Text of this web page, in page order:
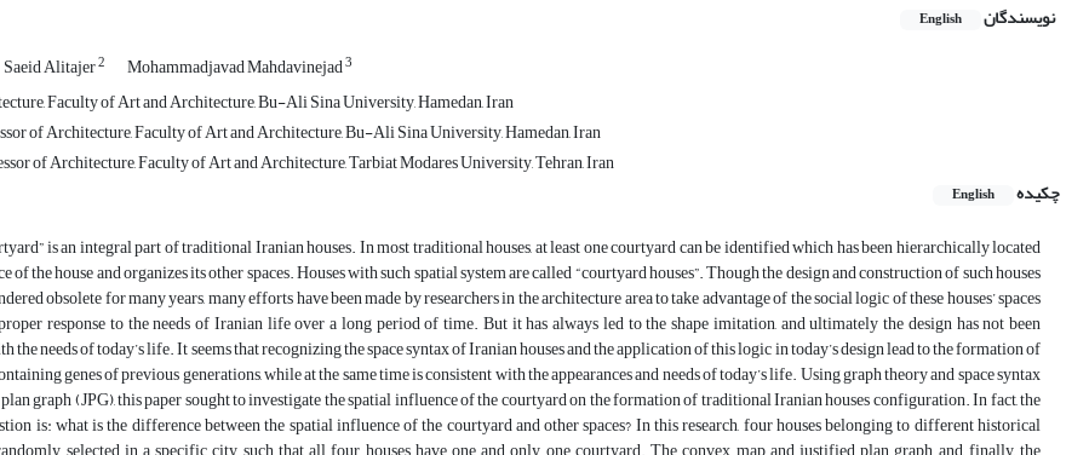
نویسندگان English
Saeid Alitajer2 Mohammadjavad Mahdavinejad3
Faculty of Art and Architecture, Bu-Ali Sina University, Hamedan, Iran
of Architecture, Faculty of Art and Architecture, Bu-Ali Sina University, Hamedan, Iran
of Architecture, Faculty of Art and Architecture, Tarbiat Modares University, Tehran, Iran
چکیده
English
is an integral part of traditional Iranian houses. In most traditional houses, at least one courtyard can be identified which has been hierarchically located
of the house and organizes its other spaces. Houses with such spatial system are called “courtyard houses”. Though the design and construction of such houses
obsolete for many years, many efforts have been made by researchers in the architecture area to take advantage of the social logic of these houses’ spaces
response to the needs of Iranian life over a long period of time. But it has always led to the shape imitation, and ultimately the design has not been
the needs of today’s life. It seems that recognizing the space syntax of Iranian houses and the application of this logic in today’s design lead to the formation of
genes of previous generations, while at the same time is consistent with the appearances and needs of today’s life. Using graph theory and space syntax
graph (JPG), this paper sought to investigate the spatial influence of the courtyard on the formation of traditional Iranian houses configuration. In fact, the
is: what is the difference between the spatial influence of the courtyard and other spaces? In this research, four houses belonging to different historical